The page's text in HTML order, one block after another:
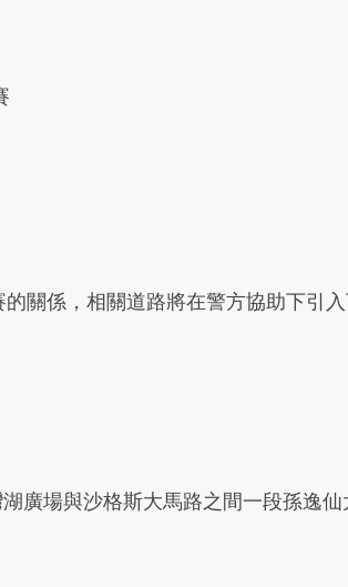
關係，相關道路將在警方協助下引
廣場與沙格斯大馬路之間一段孫逸仙